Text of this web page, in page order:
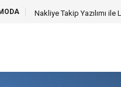
Galericilik Belgesi